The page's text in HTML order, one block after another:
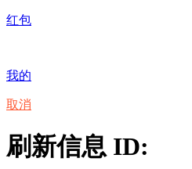
红包
我的
取消
刷新信息 ID: